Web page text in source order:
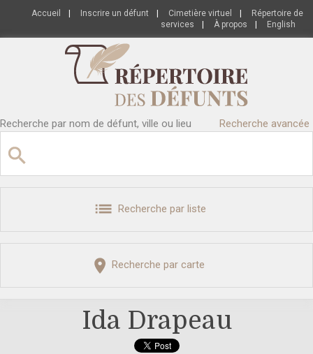
Accueil Inscrire un défunt Cimetière virtuel
Répertoire de
services
À propos English
Recherche par nom de défunt, ville ou lieu Recherche avancée
Recherche par liste
Recherche par carte
Ida Drapeau